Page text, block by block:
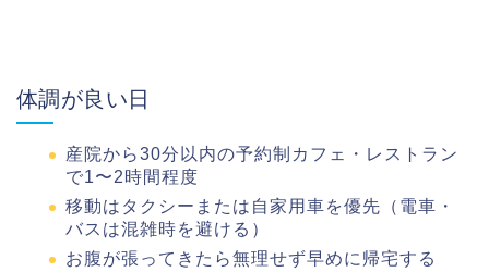
体調が良い日
産院から30分以内の予約制カフェ・レストラン
で1〜2時間程度
移動はタクシーまたは自家用車を優先（電車・
バスは混雑時を避ける）
お腹が張ってきたら無理せず早めに帰宅する